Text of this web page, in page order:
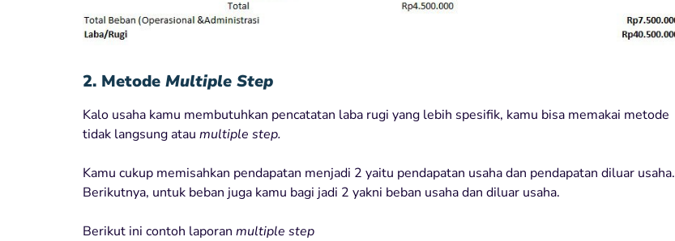
2. Metode Multiple Step
Kalo usaha kamu membutuhkan pencatatan laba rugi yang lebih spesifik, kamu bisa memakai metode
tidak langsung atau multiple step.
Kamu cukup memisahkan pendapatan menjadi 2 yaitu pendapatan usaha dan pendapatan diluar usaha.
Berikutnya, untuk beban juga kamu bagi jadi 2 yakni beban usaha dan diluar usaha.
Berikut ini contoh laporan multiple step